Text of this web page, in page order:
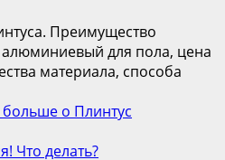
Преимущество
для пола, цена
материала, способа
о Плинтус
Что делать?